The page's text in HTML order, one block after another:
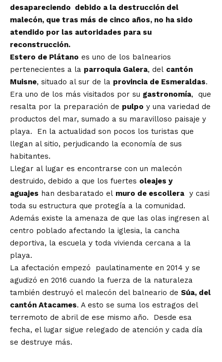
desapareciendo debido a la destrucción del
malecón, que tras más de cinco años, no ha sido
atendido por las autoridades para su
reconstrucción.
Estero de Plátano es uno de los balnearios
pertenecientes a la parroquia Galera, del cantón
Muisne, situado al sur de la provincia de Esmeraldas.
Era uno de los más visitados por su gastronomía, que
resalta por la preparación de pulpo y una variedad de
productos del mar, sumado a su maravilloso paisaje y
playa. En la actualidad son pocos los turistas que
llegan al sitio, perjudicando la economía de sus
habitantes.
Llegar al lugar es encontrarse con un malecón
destruido, debido a que los fuertes oleajes y
aguajes han desbaratado el muro de escollera y casi
toda su estructura que protegía a la comunidad.
Además existe la amenaza de que las olas ingresen al
centro poblado afectando la iglesia, la cancha
deportiva, la escuela y toda vivienda cercana a la
playa.
La afectación empezó paulatinamente en 2014 y se
agudizó en 2016 cuando la fuerza de la naturaleza
también destruyó el malecón del balneario de Súa, del
cantón Atacames. A esto se suma los estragos del
terremoto de abril de ese mismo año. Desde esa
fecha, el lugar sigue relegado de atención y cada día
se destruye más.